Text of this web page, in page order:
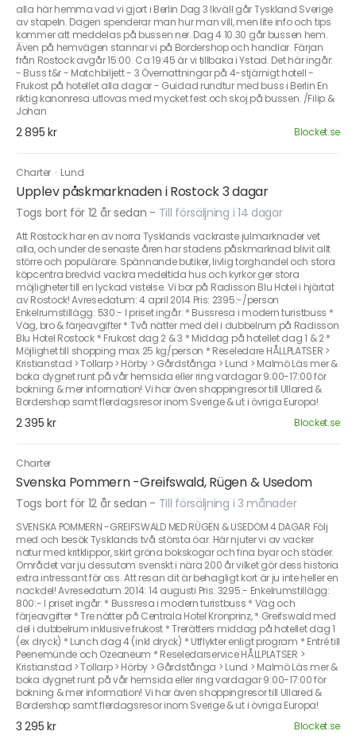
alla här hemma vad vi gjort i Berlin Dag 3 Ikväll går Tyskland Sverige
av stapeln. Dagen spenderar man hur man vill, men lite info och tips
kommer att meddelas på bussen ner. Dag 4 10.30 går bussen hem.
Även på hemvägen stannar vi på Bordershop och handlar. Färjan
från Rostock avgår 15:00. Ca 19:45 är vi tillbaka i Ystad. Det här ingår:
- Buss t&r - Matchbiljett - 3 Övernattningar på 4-stjärnigt hotell -
Frukost på hotellet alla dagar - Guidad rundtur med buss i Berlin En
riktig kanonresa utlovas med mycket fest och skoj på bussen. /Filip &
Johan
2 895 kr Blocket.se
Charter · Lund
Upplev påskmarknaden i Rostock 3 dagar
Togs bort för 12 år sedan - Till försäljning i 14 dagar
Att Rostock har en av norra Tysklands vackraste julmarknader vet
alla, och under de senaste åren har stadens påskmarknad blivit allt
större och populärare. Spännande butiker, livlig torghandel och stora
köpcentra bredvid vackra medeltida hus och kyrkor ger stora
möjligheter till en lyckad vistelse. Vi bor på Radisson Blu Hotel i hjärtat
av Rostock! Avresedatum: 4 april 2014 Pris: 2395:-/person
Enkelrumstillägg: 530:- I priset ingår: * Bussresa i modern turistbuss *
Väg, bro & färjeavgifter * Två nätter med del i dubbelrum på Radisson
Blu Hotel Rostock * Frukost dag 2 & 3 * Middag på hotellet dag 1 & 2 *
Möjlighet till shopping max 25 kg/person * Reseledare HÅLLPLATSER >
Kristianstad > Tollarp > Hörby > Gårdstånga > Lund > Malmö Läs mer &
boka dygnet runt på vår hemsida eller ring vardagar 9:00-17:00 för
bokning & mer information! Vi har även shoppingresor till Ullared &
Bordershop samt flerdagsresor inom Sverige & ut i övriga Europa!
2 395 kr Blocket.se
Charter
Svenska Pommern -Greifswald, Rügen & Usedom
Togs bort för 12 år sedan - Till försäljning i 3 månader
SVENSKA POMMERN -GREIFSWALD MED RÜGEN & USEDOM 4 DAGAR Följ
med och besök Tysklands två största öar. Här njuter vi av vacker
natur med kritklippor, skirt gröna bokskogar och fina byar och städer.
Området var ju dessutom svenskt i nära 200 år vilket gör dess historia
extra intressant för oss. Att resan dit är behagligt kort är ju inte heller en
nackdel! Avresedatum 2014: 14 augusti Pris: 3295:- Enkelrumstillägg:
800:- I priset ingår: * Bussresa i modern turistbuss * Väg och
färjeavgifter * Tre nätter på Centrala Hotel Kronprinz, * Greifswald med
del i dubbelrum inklusive frukost * Trerätters middag på hotellet dag 1
(ex dryck) * Lunch dag 4 (inkl dryck) * Utflykter enligt program * Entré till
Peenemünde och Ozeaneum * Reseledarservice HÅLLPLATSER >
Kristianstad > Tollarp > Hörby > Gårdstånga > Lund > Malmö Läs mer &
boka dygnet runt på vår hemsida eller ring vardagar 9:00-17:00 för
bokning & mer information! Vi har även shoppingresor till Ullared &
Bordershop samt flerdagsresor inom Sverige & ut i övriga Europa!
3 295 kr Blocket.se